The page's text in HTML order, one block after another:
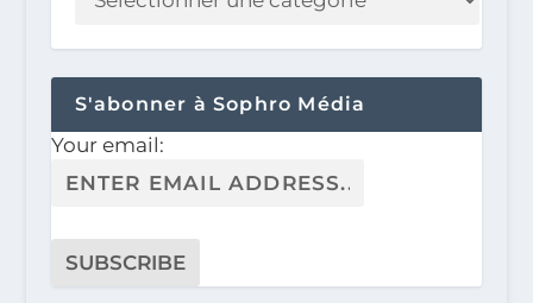
S'abonner à Sophro Média
Your email: